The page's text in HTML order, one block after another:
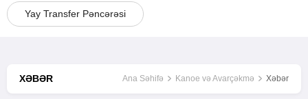
Yay Transfer Pəncərəsi
XƏBƏR Ana Səhifə Kanoe və Avarçəkmə Xəbər